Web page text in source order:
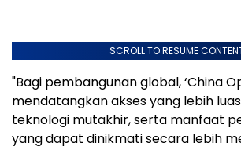
SCROLL TO RESUME
"Bagi pembangunan global, ‘China
mendatangkan akses yang lebih
teknologi mutakhir, serta manfaat
yang dapat dinikmati secara lebih